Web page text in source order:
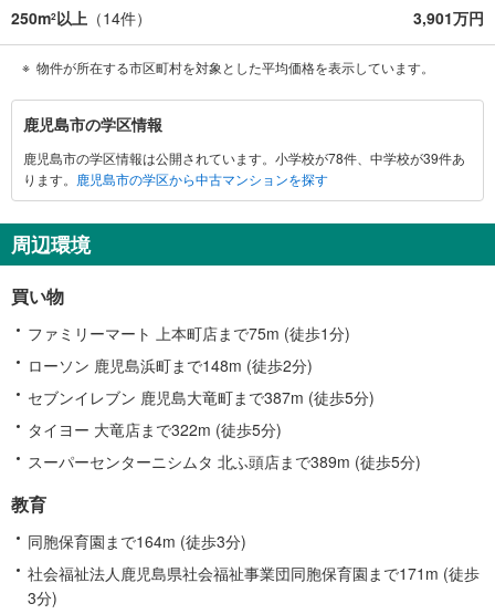
250m2以上 （14件） 3,901万円
物件が所在する市区町村を対象とした平均価格を表示しています。
鹿
児
島
市
関
す
情
報
鹿児島市の学区情報
鹿児島市の学区情報は公開されています。小学校が78件、中学校が39件あ
ります。
鹿児島市の学区から中古マンションを探す
周辺環境
買い物
ファミリーマート 上本町店まで75m (徒歩1分)
ローソン 鹿児島浜町まで148m (徒歩2分)
セブンイレブン 鹿児島大竜町まで387m (徒歩5分)
タイヨー 大竜店まで322m (徒歩5分)
スーパーセンターニシムタ 北ふ頭店まで389m (徒歩5分)
教育
同胞保育園まで164m (徒歩3分)
社会福祉法人鹿児島県社会福祉事業団同胞保育園まで171m (徒歩
3分)